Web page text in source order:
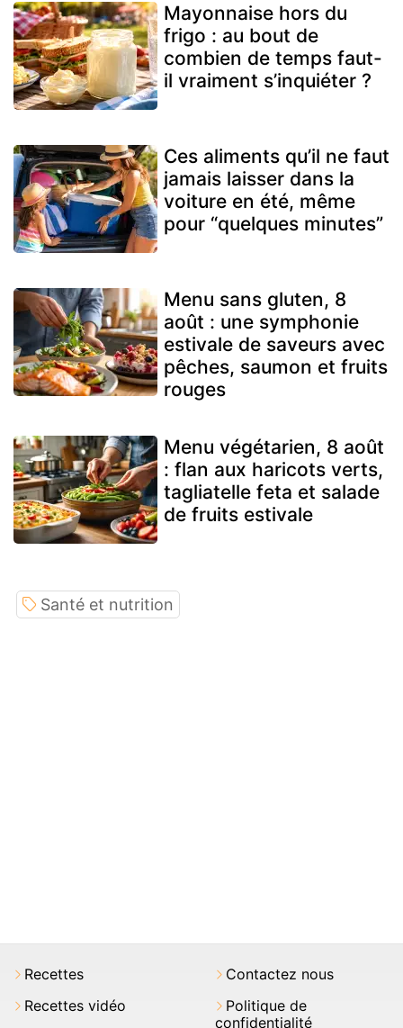
Mayonnaise hors du
frigo : au bout de
combien de temps faut-
il vraiment s’inquiéter ?
Ces aliments qu’il ne faut
jamais laisser dans la
voiture en été, même
pour “quelques minutes”
Menu sans gluten, 8
août : une symphonie
estivale de saveurs avec
pêches, saumon et fruits
rouges
Menu végétarien, 8 août
: flan aux haricots verts,
tagliatelle feta et salade
de fruits estivale
Santé et nutrition
Recettes
Recettes vidéo
Contactez nous
Politique de
confidentialité